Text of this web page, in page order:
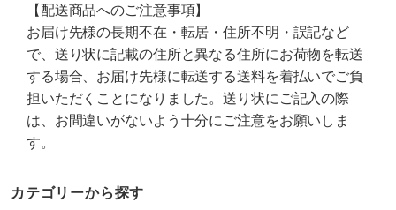
【配送商品へのご注意事項】
お届け先様の長期不在・転居・住所不明・誤記など
で、送り状に記載の住所と異なる住所にお荷物を転送
する場合、お届け先様に転送する送料を着払いでご負
担いただくことになりました。送り状にご記入の際
は、お間違いがないよう十分にご注意をお願いしま
す。
カテゴリーから探す